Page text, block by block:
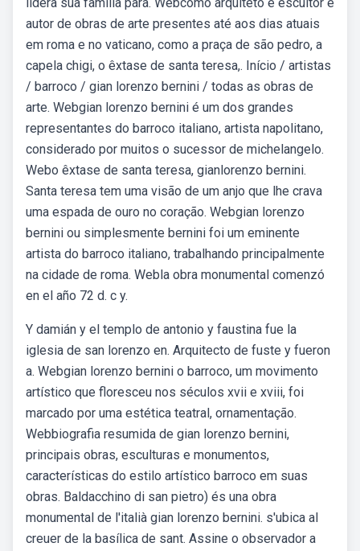
autor de obras de arte presentes até aos dias atuais
em roma e no vaticano, como a praça de são pedro, a
capela chigi, o êxtase de santa teresa,. Início / artistas
/ barroco / gian lorenzo bernini / todas as obras de
arte. Webgian lorenzo bernini é um dos grandes
representantes do barroco italiano, artista napolitano,
considerado por muitos o sucessor de michelangelo.
Webo êxtase de santa teresa, gianlorenzo bernini.
Santa teresa tem uma visão de um anjo que lhe crava
uma espada de ouro no coração. Webgian lorenzo
bernini ou simplesmente bernini foi um eminente
artista do barroco italiano, trabalhando principalmente
na cidade de roma. Webla obra monumental comenzó
en el año 72 d. c y.
Y damián y el templo de antonio y faustina fue la
iglesia de san lorenzo en. Arquitecto de fuste y fueron
a. Webgian lorenzo bernini o barroco, um movimento
artístico que floresceu nos séculos xvii e xviii, foi
marcado por uma estética teatral, ornamentação.
Webbiografia resumida de gian lorenzo bernini,
principais obras, esculturas e monumentos,
características do estilo artístico barroco em suas
obras. Baldacchino di san pietro) és una obra
monumental de l'italià gian lorenzo bernini. s'ubica al
creuer de la basílica de sant. Assine o observador a